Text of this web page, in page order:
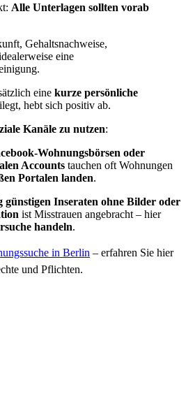
Alle Unterlagen sollten vorab
Gehaltsnachweise,
eine
eine kurze persönliche
hebt sich positiv ab.
Kanäle zu nutzen:
Wohnungsbörsen oder
Accounts tauchen oft Wohnungen
Portalen landen.
günstigen Inseraten ohne Bilder oder
ist Misstrauen angebracht – hier
handeln.
in Berlin – erfahren Sie hier
und Pflichten.